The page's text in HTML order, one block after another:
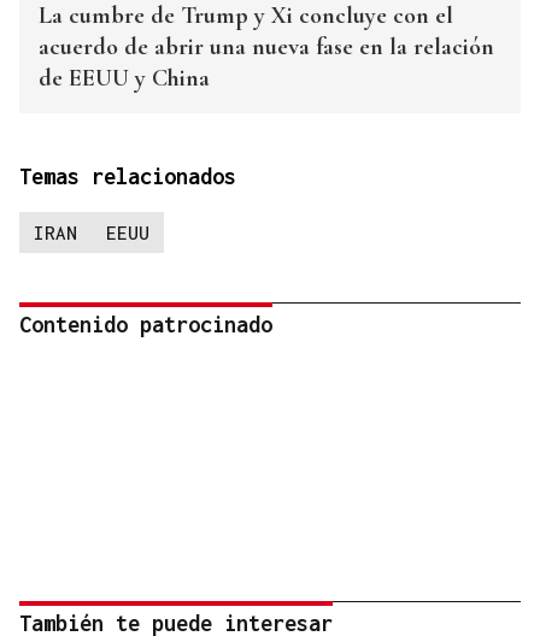
La cumbre de Trump y Xi concluye con el
acuerdo de abrir una nueva fase en la relación
de EEUU y China
Temas relacionados
IRAN EEUU
Contenido patrocinado
También te puede interesar